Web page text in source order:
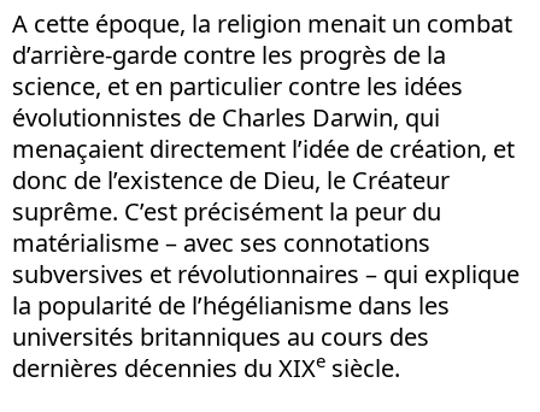
A cette époque, la religion menait un combat
d’arrière-garde contre les progrès de la
science, et en particulier contre les idées
évolutionnistes de Charles Darwin, qui
menaçaient directement l’idée de création, et
donc de l’existence de Dieu, le Créateur
suprême. C’est précisément la peur du
matérialisme – avec ses connotations
subversives et révolutionnaires – qui explique
la popularité de l’hégélianisme dans les
universités britanniques au cours des
dernières décennies du XIXe siècle.